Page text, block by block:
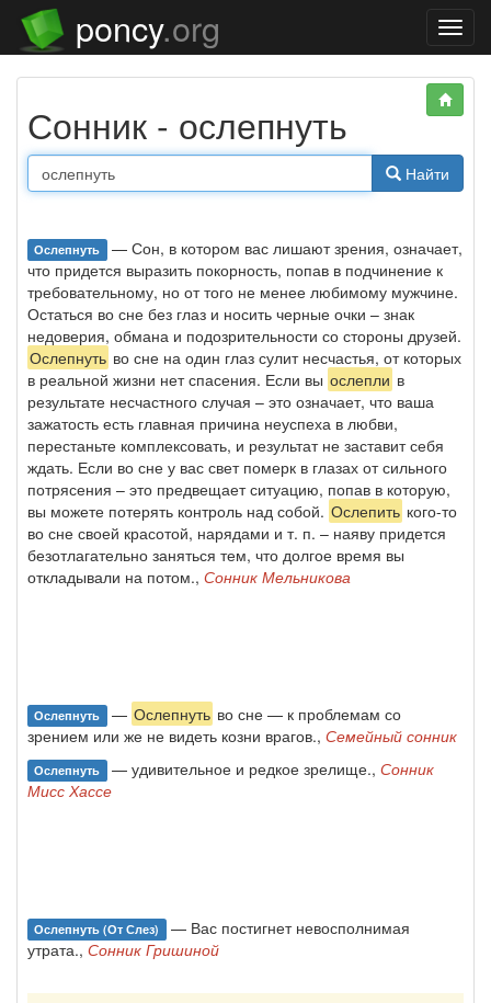
poncy.org
Сонник - ослепнуть
Найти
Ослепнуть — Сон, в котором вас лишают зрения, означает,
что придется выразить покорность, попав в подчинение к
требовательному, но от того не менее любимому мужчине.
Остаться во сне без глаз и носить черные очки – знак
недоверия, обмана и подозрительности со стороны друзей.
Ослепнуть во сне на один глаз сулит несчастья, от которых
в реальной жизни нет спасения. Если вы ослепли в
результате несчастного случая – это означает, что ваша
зажатость есть главная причина неуспеха в любви,
перестаньте комплексовать, и результат не заставит себя
ждать. Если во сне у вас свет померк в глазах от сильного
потрясения – это предвещает ситуацию, попав в которую,
вы можете потерять контроль над собой. Ослепить кого-то
во сне своей красотой, нарядами и т. п. – наяву придется
безотлагательно заняться тем, что долгое время вы
откладывали на потом., Сонник Мельникова
Ослепнуть — Ослепнуть во сне — к проблемам со
зрением или же не видеть козни врагов., Семейный сонник
Ослепнуть — удивительное и редкое зрелище., Сонник
Мисс Хассе
Ослепнуть (от Слез) — Вас постигнет невосполнимая
утрата., Сонник Гришиной